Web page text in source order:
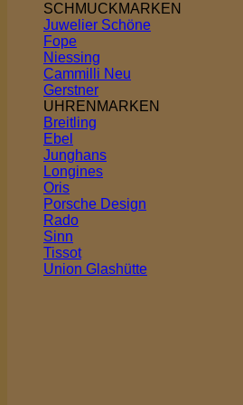
SCHMUCKMARKEN
Juwelier Schöne
Fope
Niessing
Cammilli
Gerstner
UHRENMARKEN
Breitling
Ebel
Junghans
Longines
Oris
Porsche Design
Rado
Sinn
Tissot
Union Glashütte